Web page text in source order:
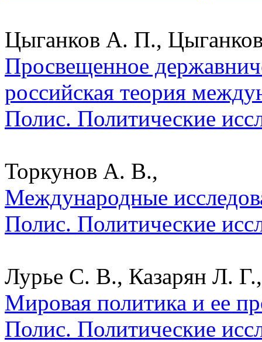
Цыганков А. П.,
Просвещенное
российская теория
Полис. Политические
Торкунов А. В.,
Международные
Полис. Политические
Лурье С. В., Казарян Л. Г.,
Мировая политика и ее
Полис. Политические